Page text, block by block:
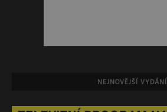
NEJNOVĚJŠÍ VYDÁNÍ